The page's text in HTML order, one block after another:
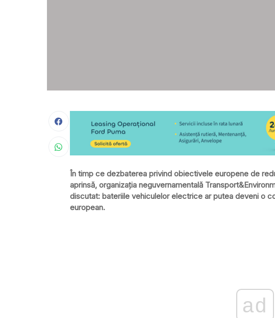
În timp ce dezbaterea privind obiectivele europene de
aprinsă, organizația neguvernamentală
discutat: bateriile vehiculelor electrice ar putea deveni o
european.
ad